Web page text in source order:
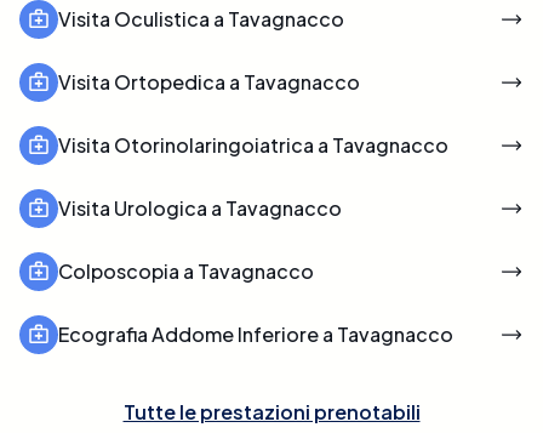
Visita Oculistica a Tavagnacco
Visita Ortopedica a Tavagnacco
Visita Otorinolaringoiatrica a Tavagnacco
Visita Urologica a Tavagnacco
Colposcopia a Tavagnacco
Ecografia Addome Inferiore a Tavagnacco
Tutte le prestazioni prenotabili